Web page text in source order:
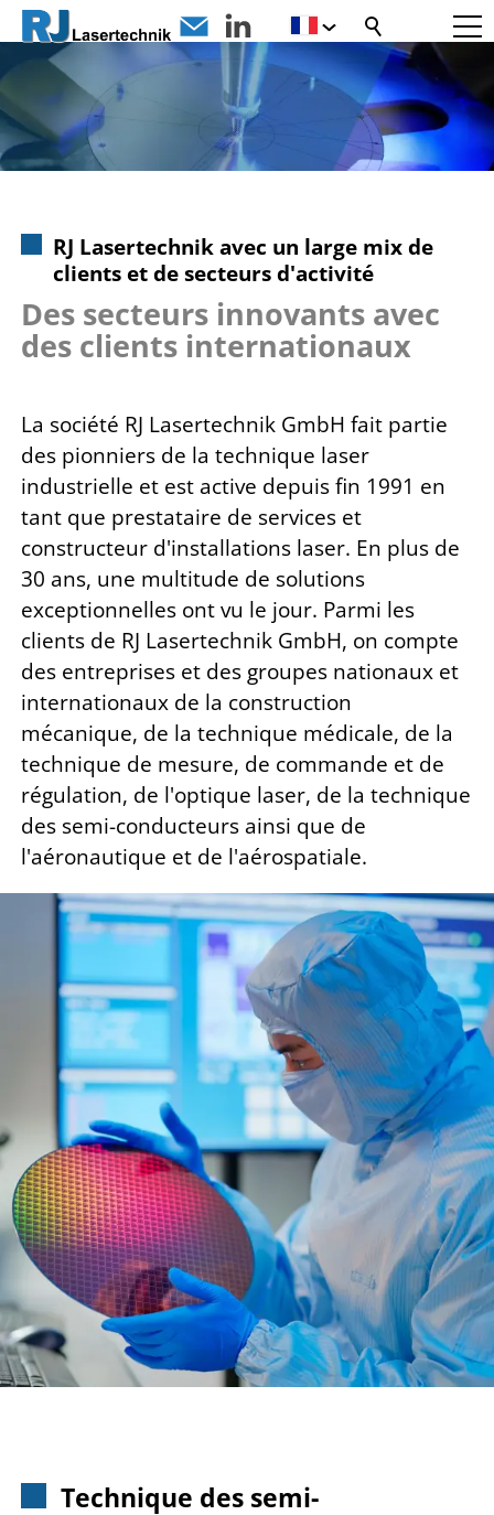
RJ Lasertechnik avec un large mix de
clients et de secteurs d'activité
Des secteurs innovants avec
des clients internationaux
La société RJ Lasertechnik GmbH fait partie
des pionniers de la technique laser
industrielle et est active depuis fin 1991 en
tant que prestataire de services et
constructeur d'installations laser. En plus de
30 ans, une multitude de solutions
exceptionnelles ont vu le jour. Parmi les
clients de RJ Lasertechnik GmbH, on compte
des entreprises et des groupes nationaux et
internationaux de la construction
mécanique, de la technique médicale, de la
technique de mesure, de commande et de
régulation, de l'optique laser, de la technique
des semi-conducteurs ainsi que de
l'aéronautique et de l'aérospatiale.
Technique des semi-